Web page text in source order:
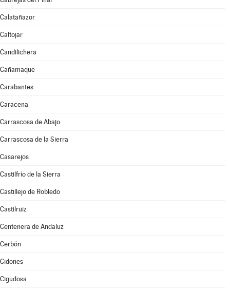
Calatañazor
Caltojar
Candilichera
Cañamaque
Carabantes
Caracena
Carrascosa de Abajo
Carrascosa de la Sierra
Casarejos
Castilfrío de la Sierra
Castillejo de Robledo
Castilruiz
Centenera de Andaluz
Cerbón
Cidones
Cigudosa